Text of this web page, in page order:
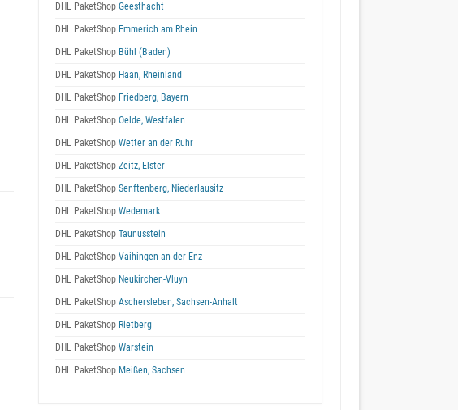
DHL PaketShop Geesthacht
DHL PaketShop Emmerich am Rhein
DHL PaketShop Bühl (Baden)
DHL PaketShop Haan, Rheinland
DHL PaketShop Friedberg, Bayern
DHL PaketShop Oelde, Westfalen
DHL PaketShop Wetter an der Ruhr
DHL PaketShop Zeitz, Elster
DHL PaketShop Senftenberg, Niederlausitz
DHL PaketShop Wedemark
DHL PaketShop Taunusstein
DHL PaketShop Vaihingen an der Enz
DHL PaketShop Neukirchen-Vluyn
DHL PaketShop Aschersleben, Sachsen-Anhalt
DHL PaketShop Rietberg
DHL PaketShop Warstein
DHL PaketShop Meißen, Sachsen